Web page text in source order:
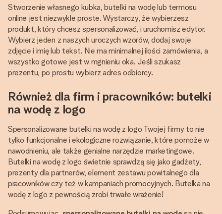
Stworzenie własnego kubka, butelki na wodę lub termosu
online jest niezwykle proste. Wystarczy, że wybierzesz
produkt, który chcesz spersonalizować, i uruchomisz edytor.
Wybierz jeden z naszych uroczych wzorów, dodaj swoje
zdjęcie i imię lub tekst. Nie ma minimalnej ilości zamówienia, a
wszystko gotowe jest w mgnieniu oka. Jeśli szukasz
prezentu, po prostu wybierz adres odbiorcy.
Również dla firm i pracowników: butelki
na wodę z logo
Spersonalizowane butelki na wodę z logo Twojej firmy to nie
tylko funkcjonalne i ekologiczne rozwiązanie, które pomoże w
nawodnieniu, ale także genialne narzędzie marketingowe.
Butelki na wodę z logo świetnie sprawdzą się jako gadżety,
prezenty dla partnerów, element zestawu powitalnego dla
pracowników czy też w kampaniach promocyjnych. Butelka na
wodę z logo z pewnością zrobi trwałe wrażenie!